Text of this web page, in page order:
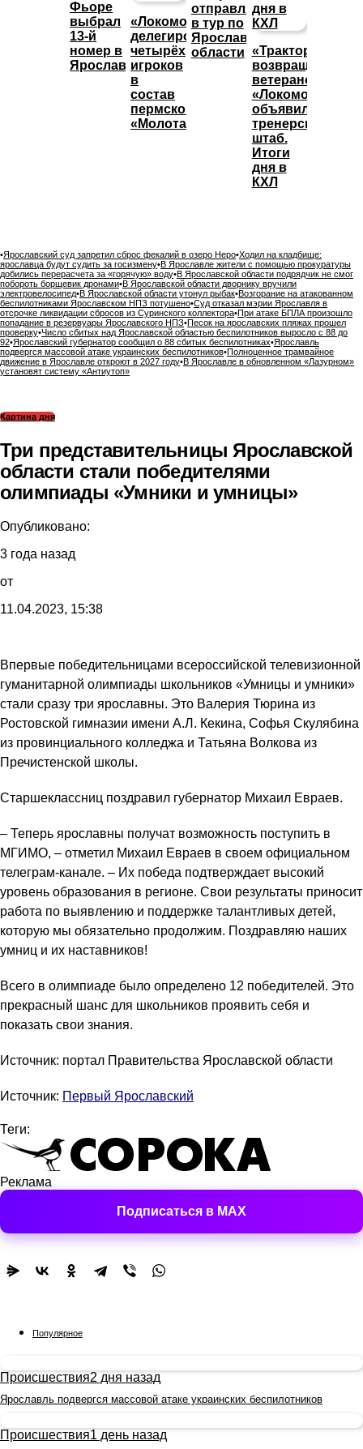
Фьоре
выбрал
13-й
номер в
Ярославле
«Локомотив»
делегировал
четырёх
игроков
в
состав
пермского
«Молота»
отправляется
в тур по
Ярославской
области «Трактор»
возвращает
ветеранов,
«Локомотив»
объявил
тренерский
штаб.
Итоги
дня в
КХЛ
•Ярославский суд запретил сброс фекалий в озеро Неро•Ходил на кладбище:
ярославца будут судить за госизмену•В Ярославле жители с помощью прокуратуры
добились перерасчета за «горячую» воду•В Ярославской области подрядчик не смог
побороть борщевик дронами•В Ярославской области дворнику вручили
электровелосипед•В Ярославской области утонул рыбак•Возгорание на атакованном
беспилотниками Ярославском НПЗ потушено•Суд отказал мэрии Ярославля в
отсрочке ликвидации сбросов из Суринского коллектора•При атаке БПЛА произошло
попадание в резервуары Ярославского НПЗ•Песок на ярославских пляжах прошел
проверку•Число сбитых над Ярославской областью беспилотников выросло с 88 до
92•Ярославский губернатор сообщил о 88 сбитых беспилотниках•Ярославль
подвергся массовой атаке украинских беспилотников•Полноценное трамвайное
движение в Ярославле откроют в 2027 году•В Ярославле в обновленном «Лазурном»
установят систему «Антиутоп»
Картина дня
Три представительницы Ярославской
области стали победителями
олимпиады «Умники и умницы»
Опубликовано:
3 года назад
от
11.04.2023, 15:38
Впервые победительницами всероссийской телевиз​ионной
гуманитарной олимпиады школьников «Умницы и умники»
стали сразу три ярославны. Это Валерия Тюрина из
Ростовской гимназии имени А.Л. Кекина, Софья Скулябина
из провинциального колледжа и Татьяна Волкова из
Пречистенской школы.
Старшеклассниц поздравил губернатор Михаил Евраев.
– Теперь ярославны получат возможность поступить в
МГИМО, – отметил Михаил Евраев в своем официальном
телеграм-канале​. – Их победа подтверждает высокий
уровень образования в регионе. Свои результаты приносит
работа по выявлению и поддержке талантливых детей,
которую мы обязательно продолжим. Поздравляю наших
умниц и их наставников!
Всего в олимпиаде было определено 12 победителей. Это
прекрасный шанс для школьников проявить себя и
показать свои знания.
Источник: портал Правительства Ярославской области
Источник: Первый Ярославский
Теги:
Реклама
Подписаться в MAX
Популярное
Происшествия2 дня назад
Ярославль подвергся массовой атаке украинских беспилотников
Происшествия1 день назад